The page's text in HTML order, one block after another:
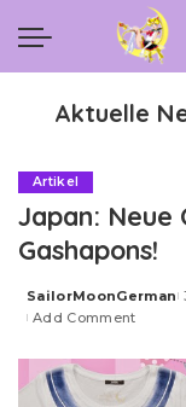
Aktuelle
Artikel
Japan: Neue
Gashapons!
Posted
by
SailorMoonGerman
Add Comment